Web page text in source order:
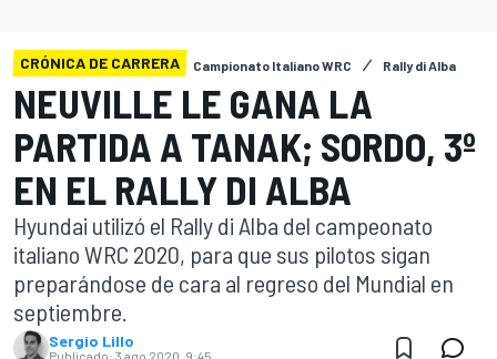
CRÓNICA DE CARRERA Campionato Italiano WRC Rally di Alba
NEUVILLE LE GANA LA
PARTIDA A TANAK; SORDO, 3º
EN EL RALLY DI ALBA
Hyundai utilizó el Rally di Alba del campeonato
italiano WRC 2020, para que sus pilotos sigan
preparándose de cara al regreso del Mundial en
septiembre.
Sergio Lillo
Publicado: 3 ago 2020, 9:45